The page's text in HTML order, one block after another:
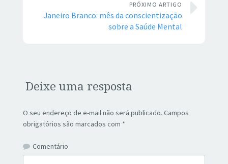
PRÓXIMO ARTIGO
Janeiro Branco: mês da conscientização
sobre a Saúde Mental
Deixe uma resposta
O seu endereço de e-mail não será publicado. Campos
obrigatórios são marcados com *
Comentário